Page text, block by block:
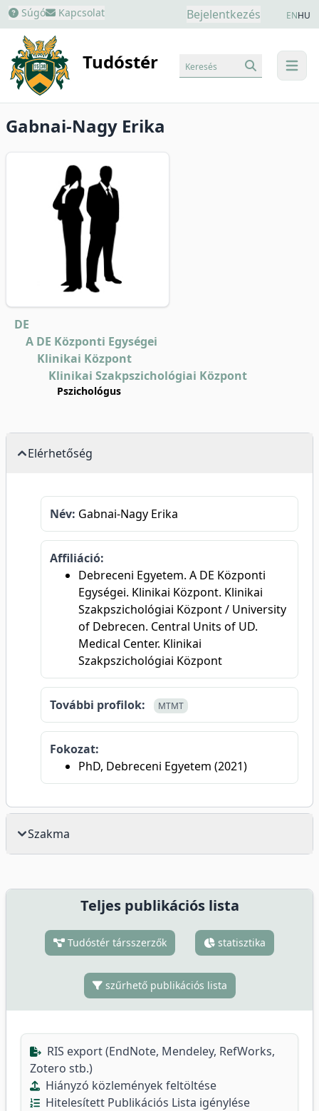
Súgó Kapcsolat Bejelentkezés ENHU
Tudóstér menu
Keresés
Gabnai-Nagy Erika
DE
A DE Központi Egységei
Klinikai Központ
Klinikai Szakpszichológiai Központ
Pszichológus
Elérhetőség
Név: Gabnai-Nagy Erika
Affiliáció:
Debreceni Egyetem. A DE Központi
Egységei. Klinikai Központ. Klinikai
Szakpszichológiai Központ / University
of Debrecen. Central Units of UD.
Medical Center. Klinikai
Szakpszichológiai Központ
További profilok: MTMT
Fokozat:
PhD, Debreceni Egyetem (2021)
Szakma
Teljes publikációs lista
Tudóstér társszerzők statisztika
szűrhető publikációs lista
RIS export (EndNote, Mendeley, RefWorks,
Zotero stb.)
Hiányzó közlemények feltöltése
Hitelesített Publikációs Lista igénylése